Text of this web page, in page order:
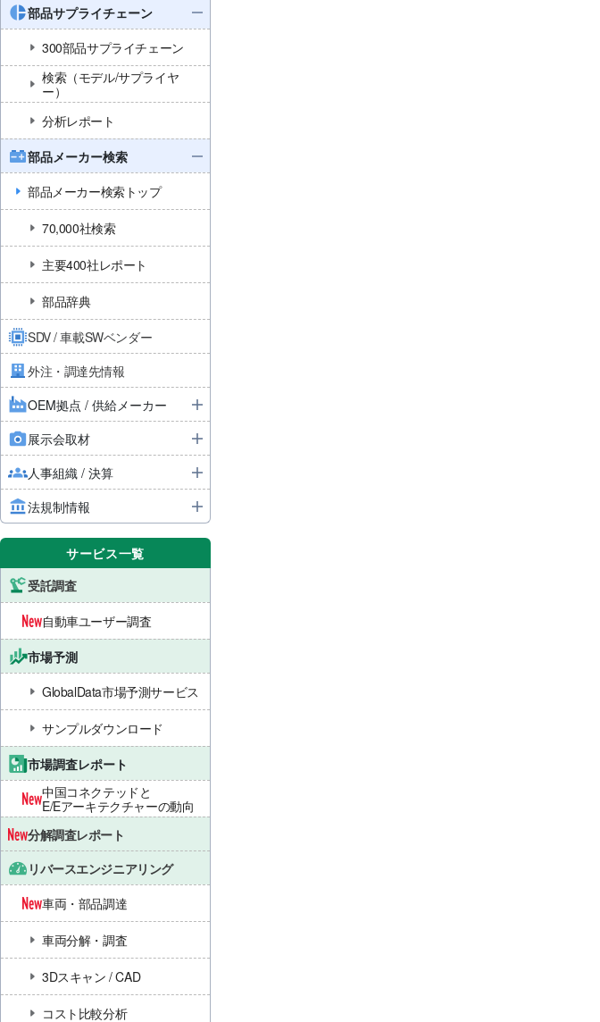
部品サプライチェーン
300部品サプライチェーン
検索（モデル/サプライヤ
ー）
分析レポート
部品メーカー検索
部品メーカー検索トップ
70,000社検索
主要400社レポート
部品辞典
SDV / 車載SWベンダー
外注・調達先情報
OEM拠点 / 供給メーカー
展示会取材
人事組織 / 決算
法規制情報
サービス一覧
受託調査
自動車ユーザー調査
市場予測
GlobalData市場予測サービス
サンプルダウンロード
市場調査レポート
中国コネクテッドと
E/Eアーキテクチャーの動向
分解調査レポート
リバースエンジニアリング
車両・部品調達
車両分解・調査
3Dスキャン / CAD
コスト比較分析